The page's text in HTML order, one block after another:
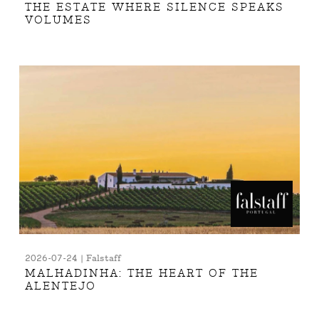
THE ESTATE WHERE SILENCE SPEAKS
VOLUMES
2026-07-24 | Falstaff
MALHADINHA: THE HEART OF THE
ALENTEJO